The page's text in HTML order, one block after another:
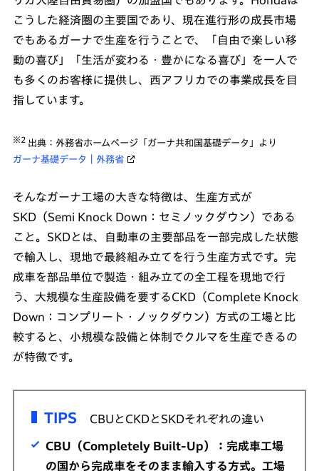
こうした経済圏の主要国であり、現在進行形の成長市場
でもあるガーナで生産を行うことで、「自由で楽しい移
動の喜び」「生活が変わる・豊かになる喜び」を一人で
も多くのお客様に提供し、西アフリカでの事業成長を目
指しています。
※2 出典：外務省ホームページ「ガーナ共和国基礎データ」より
ガーナ基礎データ｜外務省
そんなガーナ工場の大きな特徴は、生産方式が
SKD（Semi Knock Down：セミノックダウン）である
こと。SKDとは、自動車の主要部品を一部完成した状態
で輸入し、現地で最終組み立てを行う生産方式です。完
成車を部品単位で製造・組み立ての全工程を現地で行
う、大規模な生産設備を要するCKD（Complete Knock
Down：コンプリート・ノックダウン）方式の工場と比
較すると、小規模な設備と体制でクルマを生産できるの
が特徴です。
TIPS CBUとCKDとSKDそれぞれの違い
CBU（Completely Built-Up）：完成車工場
の国から完成車をそのまま輸入する方式。工場